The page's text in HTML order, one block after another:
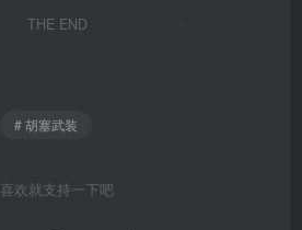
THE END
# 胡塞武装
喜欢就支持一下吧